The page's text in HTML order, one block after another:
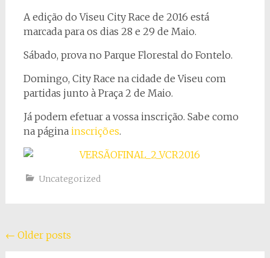
A edição do Viseu City Race de 2016 está
marcada para os dias 28 e 29 de Maio.
Sábado, prova no Parque Florestal do Fontelo.
Domingo, City Race na cidade de Viseu com
partidas junto à Praça 2 de Maio.
Já podem efetuar a vossa inscrição. Sabe como
na página inscrições.
Uncategorized
Posts
← Older posts